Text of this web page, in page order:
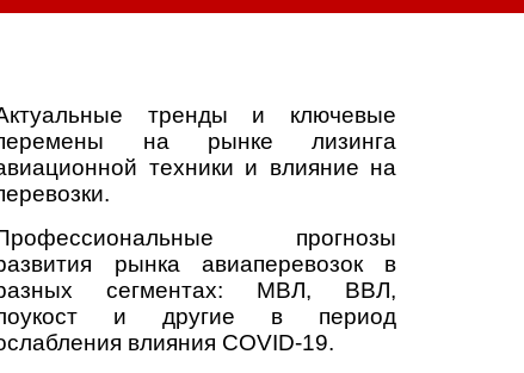
тренды и ключевые
на рынке лизинга
техники и влияние на
прогнозы
рынка авиаперевозок в
сегментах: МВЛ, ВВЛ,
и другие в период
влияния COVID-19.